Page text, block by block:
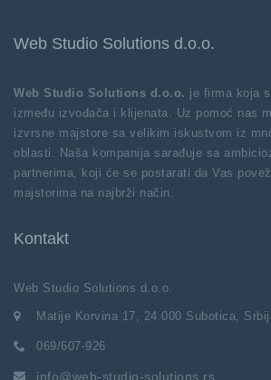
Web Studio Solutions d.o.o.
Web Studio Solutions d.o.o. je firma koja
između izvođača i klijenata. Uz pomoć nas
izvrsne majstore sa velikim iskustvom iz
oblasti. Naša kompanija sarađuje sa
partnerima, koji će se postarati da Vas
majstorima na najbrži način.
Kontakt
Web Studio Solutions d.o.o.
Matije Korvina 17, 24 000 Subotica,
069/607-926
info@web-studio-solutions.rs